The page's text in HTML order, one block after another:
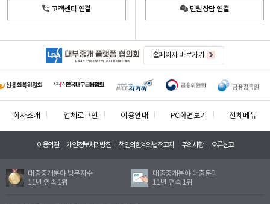
고객센터 연결 민원상담 연결
홈페이지 바로가기
회사소개 업체로그인 이용안내 PC화면보기 전체메뉴
이용약관 개인정보처리방침 책임의한계와법적고지 주의사항 오류신고
대출중개분야 방문자수
11년 연속 1위
대출중개분야 대출문의
11년 연속 1위